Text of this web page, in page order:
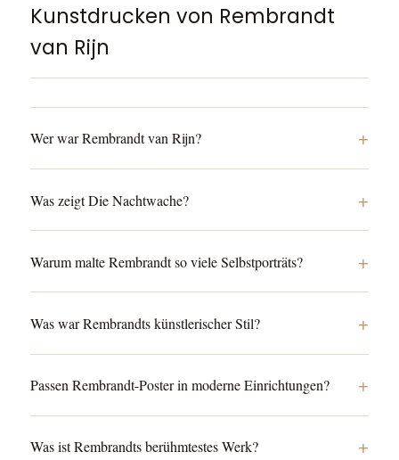
Kunstdrucken von Rembrandt
van Rijn
Wer war Rembrandt van Rijn? +
Was zeigt Die Nachtwache? +
Warum malte Rembrandt so viele Selbstporträts? +
Was war Rembrandts künstlerischer Stil? +
Passen Rembrandt-Poster in moderne Einrichtungen? +
Was ist Rembrandts berühmtestes Werk? +